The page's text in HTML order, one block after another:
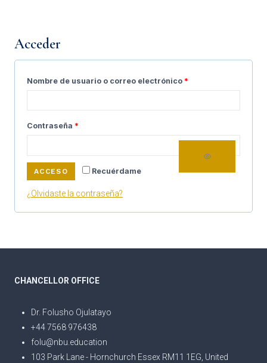
Acceder
Nombre de usuario o correo electrónico *
Contraseña *
Recuérdame
ACCESO
¿Olvidaste la contraseña?
CHANCELLOR OFFICE
Dr. Folusho Ojulatayo
+44 7568 976438
folu@nbu.education
103 Park Lane - Hornchurch Essex RM11 1EG, United